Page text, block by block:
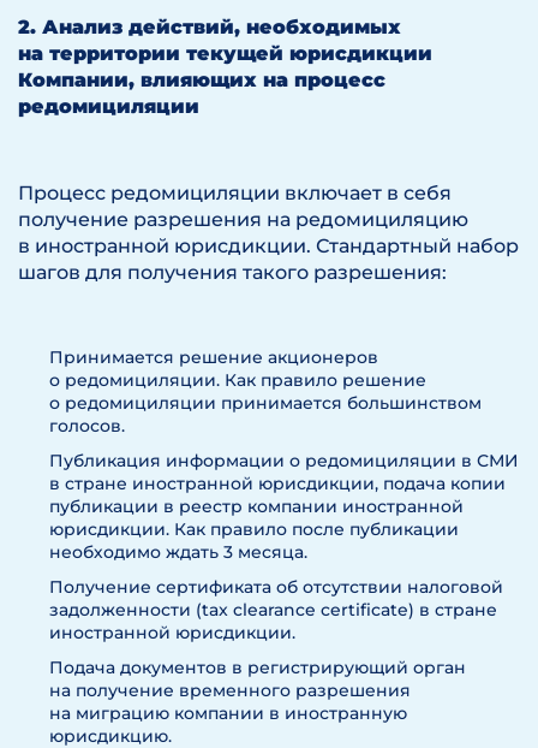
2. Анализ действий, необходимых
на территории текущей юрисдикции
Компании, влияющих на процесс
редомициляции
Процесс редомициляции включает в себя
получение разрешения на редомициляцию
в иностранной юрисдикции. Стандартный набор
шагов для получения такого разрешения:
Принимается решение акционеров
о редомициляции. Как правило решение
о редомициляции принимается большинством
голосов.
Публикация информации о редомициляции в СМИ
в стране иностранной юрисдикции, подача копии
публикации в реестр компании иностранной
юрисдикции. Как правило после публикации
необходимо ждать 3 месяца.
Получение сертификата об отсутствии налоговой
задолженности (tax clearance certificate) в стране
иностранной юрисдикции.
Подача документов в регистрирующий орган
на получение временного разрешения
на миграцию компании в иностранную
юрисдикцию.